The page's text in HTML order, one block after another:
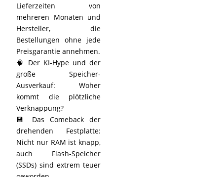
Lieferzeiten von
mehreren Monaten und
Hersteller, die
Bestellungen ohne jede
Preisgarantie annehmen.
🧠 Der KI-Hype und der
große Speicher-
Ausverkauf: Woher
kommt die plötzliche
Verknappung?
💾 Das Comeback der
drehenden Festplatte:
Nicht nur RAM ist knapp,
auch Flash-Speicher
(SSDs) sind extrem teuer